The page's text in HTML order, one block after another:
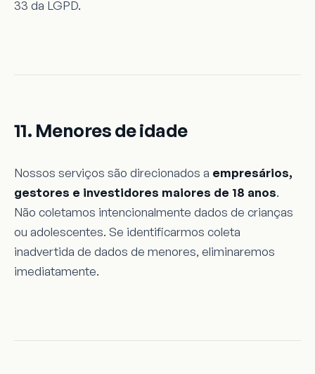
33 da LGPD.
11. Menores de idade
Nossos serviços são direcionados a empresários,
gestores e investidores maiores de 18 anos.
Não coletamos intencionalmente dados de crianças
ou adolescentes. Se identificarmos coleta
inadvertida de dados de menores, eliminaremos
imediatamente.